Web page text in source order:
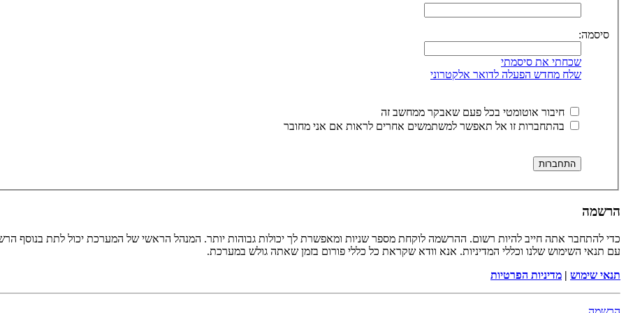
סיסמה:
שכחתי את סיסמתי
שלח מחדש הפעלה לדואר אלקטרוני
חיבור אוטומטי בכל פעם שאבקר ממחשב זה
בהתחברות זו אל תאפשר למשתמשים אחרים לראות אם אני מחובר
הרשמה
כדי להתחבר אתה חייב להיות רשום. ההרשמה לוקחת מספר שניות ומאפשרת לך יכולות גבוהות יותר. המנהל הראשי של המערכת יכול לתת
עם תנאי השימוש שלנו וכללי המדיניות. אנא וודא שקראת כל כללי פורום בזמן שאתה גולש במערכת.
תנאי שימוש | מדיניות הפרטיות